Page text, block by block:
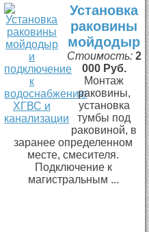
Установка
раковины
мойдодыр
Стоимость: 2
000 Руб.
Монтаж
раковины,
установка
тумбы под
раковиной, в
заранее определенном
месте, смесителя.
Подключение к
магистральным ...